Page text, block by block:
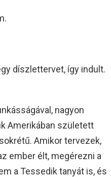
díszlettervet, így indult.
nagyon
Amerikában született
Amikor tervezek,
ember élt, megérezni a
a Tessedik tanyát is, és